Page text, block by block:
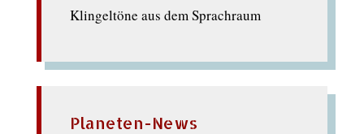
Klingeltöne aus dem Sprachraum
Planeten-News